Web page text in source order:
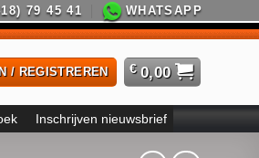
79 45 41 WHATSAPP
/ REGISTREREN € 0,00
Inschrijven nieuwsbrief